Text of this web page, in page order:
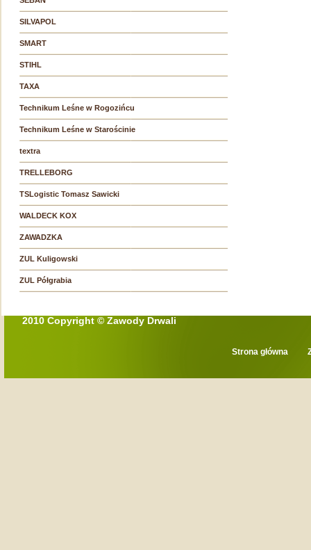
SILVAPOL
SMART
STIHL
TAXA
Technikum Leśne w Rogozińcu
Technikum Leśne w Starościnie
textra
TRELLEBORG
TSLogistic Tomasz Sawicki
WALDECK KOX
ZAWADZKA
ZUL Kuligowski
ZUL Półgrabia
2010 Copyright © Zawody Drwali
Strona główna